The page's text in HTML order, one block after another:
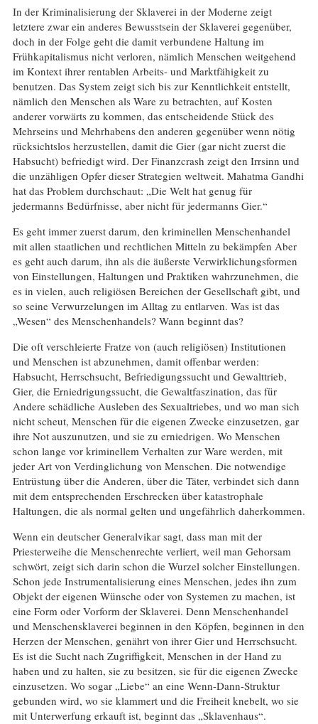
In der Kriminalisierung der Sklaverei in der Moderne zeigt
letztere zwar ein anderes Bewusstsein der Sklaverei gegenüber,
doch in der Folge geht die damit verbundene Haltung im
Frühkapitalismus nicht verloren, nämlich Menschen weitgehend
im Kontext ihrer rentablen Arbeits- und Marktfähigkeit zu
benutzen. Das System zeigt sich bis zur Kenntlichkeit entstellt,
nämlich den Menschen als Ware zu betrachten, auf Kosten
anderer vorwärts zu kommen, das entscheidende Stück des
Mehrseins und Mehrhabens den anderen gegenüber wenn nötig
rücksichtslos herzustellen, damit die Gier (gar nicht zuerst die
Habsucht) befriedigt wird. Der Finanzcrash zeigt den Irrsinn und
die unzähligen Opfer dieser Strategien weltweit. Mahatma Gandhi
hat das Problem durchschaut: „Die Welt hat genug für
jedermanns Bedürfnisse, aber nicht für jedermanns Gier.“
Es geht immer zuerst darum, den kriminellen Menschenhandel
mit allen staatlichen und rechtlichen Mitteln zu bekämpfen Aber
es geht auch darum, ihn als die äußerste Verwirklichungsformen
von Einstellungen, Haltungen und Praktiken wahrzunehmen, die
es in vielen, auch religiösen Bereichen der Gesellschaft gibt, und
so seine Verwurzelungen im Alltag zu entlarven. Was ist das
„Wesen“ des Menschenhandels? Wann beginnt das?
Die oft verschleierte Fratze von (auch religiösen) Institutionen
und Menschen ist abzunehmen, damit offenbar werden:
Habsucht, Herrschsucht, Befriedigungssucht und Gewalttrieb,
Gier, die Erniedrigungssucht, die Gewaltfaszination, das für
Andere schädliche Ausleben des Sexualtriebes, und wo man sich
nicht scheut, Menschen für die eigenen Zwecke einzusetzen, gar
ihre Not auszunutzen, und sie zu erniedrigen. Wo Menschen
schon lange vor kriminellem Verhalten zur Ware werden, mit
jeder Art von Verdinglichung von Menschen. Die notwendige
Entrüstung über die Anderen, über die Täter, verbindet sich dann
mit dem entsprechenden Erschrecken über katastrophale
Haltungen, die als normal gelten und ungefährlich daherkommen.
Wenn ein deutscher Generalvikar sagt, dass man mit der
Priesterweihe die Menschenrechte verliert, weil man Gehorsam
schwört, zeigt sich darin schon die Wurzel solcher Einstellungen.
Schon jede Instrumentalisierung eines Menschen, jedes ihn zum
Objekt der eigenen Wünsche oder von Systemen zu machen, ist
eine Form oder Vorform der Sklaverei. Denn Menschenhandel
und Menschensklaverei beginnen in den Köpfen, beginnen in den
Herzen der Menschen, genährt von ihrer Gier und Herrschsucht.
Es ist die Sucht nach Zugriffigkeit, Menschen in der Hand zu
haben und zu halten, sie zu besitzen, sie für die eigenen Zwecke
einzusetzen. Wo sogar „Liebe“ an eine Wenn-Dann-Struktur
gebunden wird, wo sie klammert und die Freiheit knebelt, wo sie
mit Unterwerfung erkauft ist, beginnt das „Sklavenhaus“.